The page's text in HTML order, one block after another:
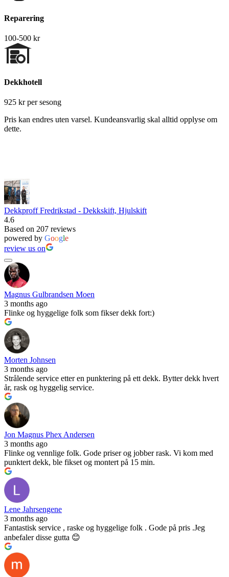
Reparering
100-500 kr
Dekkhotell
925 kr per sesong
Pris kan endres uten varsel. Kundeansvarlig skal alltid opplyse om
dette.
Dekkproff Fredrikstad - Dekkskift, Hjulskift
4.6
Based on 207 reviews
powered by Google
review us on
Magnus Gulbrandsen Moen
3 months ago
Flinke og hyggelige folk som fikser dekk fort:)
Morten Johnsen
3 months ago
Strålende service etter en punktering på ett dekk. Bytter dekk hvert
år, rask og hyggelig service.
Jon Magnus Phex Andersen
3 months ago
Flinke og vennlige folk. Gode priser og jobber rask. Vi kom med
punktert dekk, ble fikset og montert på 15 min.
Lene Jahrsengene
3 months ago
Fantastisk service , raske og hyggelige folk . Gode på pris .Jeg
anbefaler disse gutta 😊